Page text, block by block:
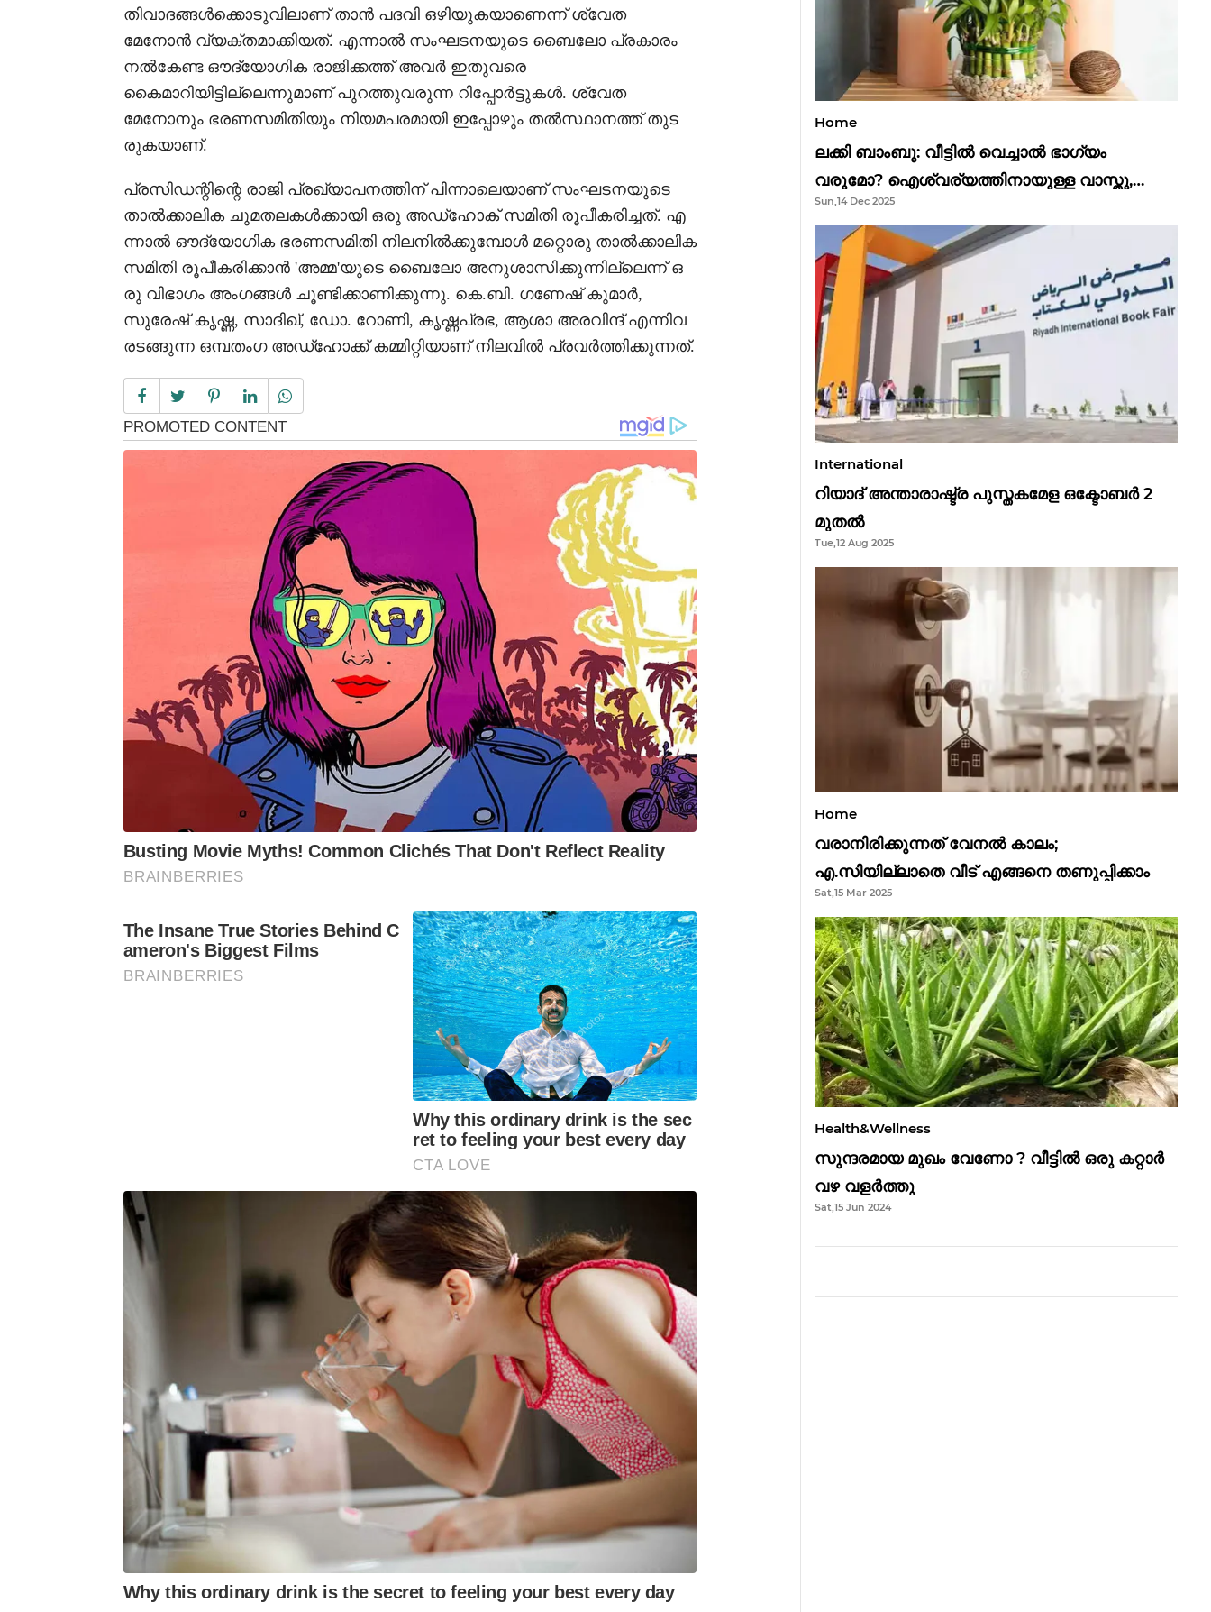
തിവാദങ്ങൾക്കൊടുവിലാണ് താൻ പദവി ഒഴിയുകയാണെന്ന് ശ്വേത
മേനോൻ വ്യക്തമാക്കിയത്. എന്നാൽ സംഘടനയുടെ ബൈലോ പ്രകാരം
നൽകേണ്ട ഔദ്യോഗിക രാജിക്കത്ത് അവർ ഇതുവരെ
കൈമാറിയിട്ടില്ലെന്നുമാണ് പുറത്തുവരുന്ന റിപ്പോർട്ടുകൾ. ശ്വേത
മേനോനും ഭരണസമിതിയും നിയമപരമായി ഇപ്പോഴും തൽസ്ഥാനത്ത് തുട
രുകയാണ്.
പ്രസിഡന്റിന്റെ രാജി പ്രഖ്യാപനത്തിന് പിന്നാലെയാണ് സംഘടനയുടെ
താൽക്കാലിക ചുമതലകൾക്കായി ഒരു അഡ്‌ഹോക് സമിതി രൂപീകരിച്ചത്. എ
ന്നാൽ ഔദ്യോഗിക ഭരണസമിതി നിലനിൽക്കുമ്പോൾ മറ്റൊരു താൽക്കാലിക
സമിതി രൂപീകരിക്കാൻ 'അമ്മ'യുടെ ബൈലോ അനുശാസിക്കുന്നില്ലെന്ന് ഒ
രു വിഭാഗം അംഗങ്ങൾ ചൂണ്ടിക്കാണിക്കുന്നു. കെ.ബി. ഗണേഷ് കുമാർ,
സുരേഷ് കൃഷ്ണ, സാദിഖ്, ഡോ. റോണി, കൃഷ്ണപ്രഭ, ആശാ അരവിന്ദ് എന്നിവ
രടങ്ങുന്ന ഒമ്പതംഗ അഡ്ഹോക്ക് കമ്മിറ്റിയാണ് നിലവിൽ പ്രവർത്തിക്കുന്നത്.
Home
ലക്കി ബാംബൂ: വീട്ടിൽ വെച്ചാൽ ഭാഗ്യം
വരുമോ? ഐശ്വര്യത്തിനായുള്ള വാസ്തു,
ഫെങ് ഷൂയി വിശ്വാസങ്ങൾ
Sun,14 Dec 2025
International
റിയാദ് അന്താരാഷ്ട്ര പുസ്തകമേള ഒക്ടോബർ 2
മുതൽ
Tue,12 Aug 2025
Home
വരാനിരിക്കുന്നത് വേനൽ കാലം;
എ.സിയില്ലാതെ വീട് എങ്ങനെ തണുപ്പിക്കാം
Sat,15 Mar 2025
Health&Wellness
സുന്ദരമായ മുഖം വേണോ ? വീട്ടിൽ ഒരു കറ്റാർ
വഴ വളർത്തു
Sat,15 Jun 2024